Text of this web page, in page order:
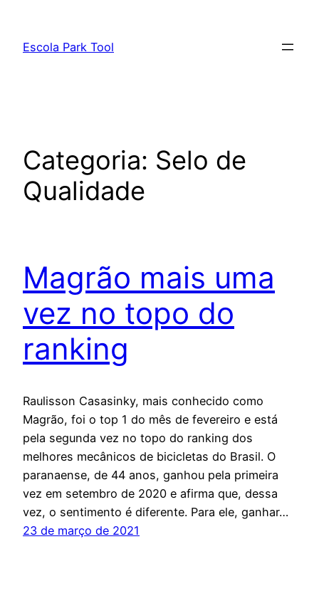
Escola Park Tool
Categoria: Selo de
Qualidade
Magrão mais uma
vez no topo do
ranking
Raulisson Casasinky, mais conhecido como
Magrão, foi o top 1 do mês de fevereiro e está
pela segunda vez no topo do ranking dos
melhores mecânicos de bicicletas do Brasil. O
paranaense, de 44 anos, ganhou pela primeira
vez em setembro de 2020 e afirma que, dessa
vez, o sentimento é diferente. Para ele, ganhar…
23 de março de 2021